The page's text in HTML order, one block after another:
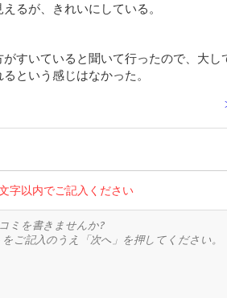
るが、きれいにしている。
がすいていると聞いて行ったので、大
という感じはなかった。
字以内でご記入ください